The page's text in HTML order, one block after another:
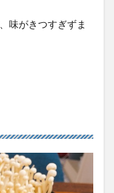
味がきつすぎずま